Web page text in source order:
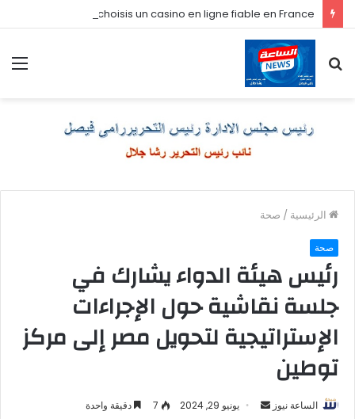
Comment je choisis un casino en ligne fiable en France
عن
الرئيسية / صحة
صحة
رئيس هيئة الدواء يشارك في
جلسة نقاشية حول الإجراءات
الإستراتيجية لتحويل مصر إلى مركز
توطين
الساعة نيوز
أرسل يونيو 29, 2024 7 دقيقة واحدة